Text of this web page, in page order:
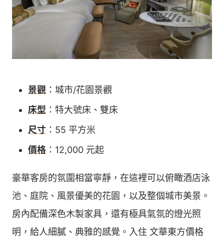
景觀 ：城市/花園景觀
床型 ：特大號床、雙床
尺寸 ：55 平方米
價格 ：12,000 元起
豪華客房的氛圍相當寧靜，在這裡可以俯瞰酒店泳
池、庭院、風景優美的花園，以及整個城市美景。
房內配備深色木製家具，還有極具氣氛的燈光照
明，給人細膩、典雅的感覺。入住 文華東方價格